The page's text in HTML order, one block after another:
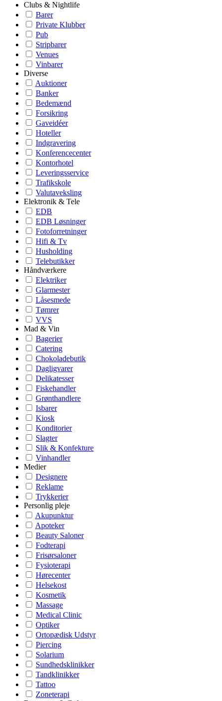
Clubs & Nightlife
Barer
Private Klubber
Pub
Stripbarer
Venues
Vinbarer
Diverse
Auktioner
Banker
Bedemænd
Forsikring
Gaveidéer
Hoteller
Indgravering
Konferencecenter
Kontorhotel
Leveringsservice
Trafikskole
Valutaveksling
Elektronik & Tele
EDB
EDB Løsninger
Fotoforretninger
Hifi & Tv
Husholding
Telebutikker
Håndværkere
Elektriker
Glarmester
Låsesmede
Tømrer
VVS
Mad & Vin
Bagerier
Catering
Chokoladebutik
Dagligvarer
Delikatesser
Fiskehandler
Grønthandlere
Isbarer
Kiosk
Konditorier
Slagter
Slik & Konfekture
Vinhandler
Medier
Designere
Reklame
Trykkerier
Personlig pleje
Akupunktur
Apoteker
Beauty Saloner
Fodterapi
Frisørsaloner
Fysioterapi
Hørecenter
Helsekost
Kosmetik
Massage
Medical Clinic
Optiker
Ortopædisk Udstyr
Piercing
Solarium
Sundhedsklinikker
Tandklinikker
Tattoo
Zoneterapi